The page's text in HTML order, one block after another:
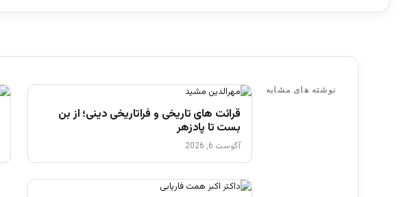
نوشته های مشابه
قرائت های تاریخی و فراتاریخی دینی؛ از بن
بست تا پادزهر
آگوست 6, 2026